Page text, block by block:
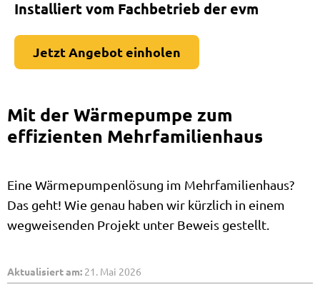
Installiert vom Fachbetrieb der evm
Jetzt Angebot einholen
Mit der Wärmepumpe zum
effizienten Mehrfamilienhaus
Eine Wärmepumpenlösung im Mehrfamilienhaus?
Das geht! Wie genau haben wir kürzlich in einem
wegweisenden Projekt unter Beweis gestellt.
Aktualisiert am: 21. Mai 2026